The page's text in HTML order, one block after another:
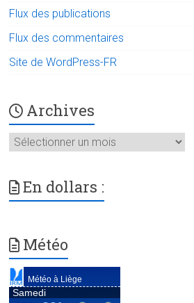
Flux des publications
Flux des commentaires
Site de WordPress-FR
Archives
Archives
En dollars :
Météo